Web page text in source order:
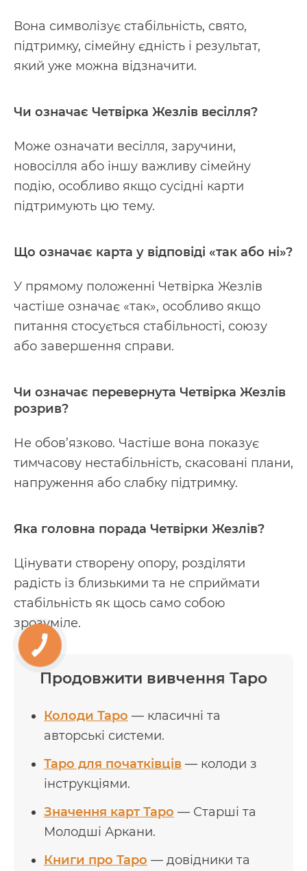
Вона символізує стабільність, свято,
підтримку, сімейну єдність і результат,
який уже можна відзначити.
Чи означає Четвірка Жезлів весілля?
Може означати весілля, заручини,
новосілля або іншу важливу сімейну
подію, особливо якщо сусідні карти
підтримують цю тему.
Що означає карта у відповіді «так або ні»?
У прямому положенні Четвірка Жезлів
частіше означає «так», особливо якщо
питання стосується стабільності, союзу
або завершення справи.
Чи означає перевернута Четвірка Жезлів
розрив?
Не обов’язково. Частіше вона показує
тимчасову нестабільність, скасовані плани,
напруження або слабку підтримку.
Яка головна порада Четвірки Жезлів?
Цінувати створену опору, розділяти
радість із близькими та не сприймати
стабільність як щось само собою
зрозуміле.
Продовжити вивчення Таро
Колоди Таро — класичні та
авторські системи.
Таро для початківців — колоди з
інструкціями.
Значення карт Таро — Старші та
Молодші Аркани.
Книги про Таро — довідники та